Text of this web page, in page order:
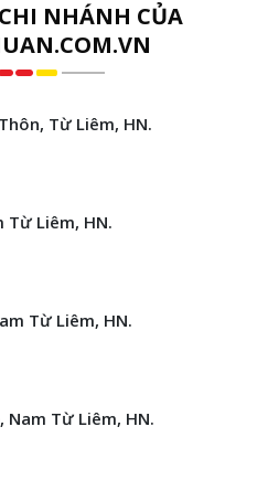
NHÁNH CỦA
Từ Liêm, HN.
Từ Liêm, HN.
Từ Liêm, HN.
Nam Từ Liêm, HN.